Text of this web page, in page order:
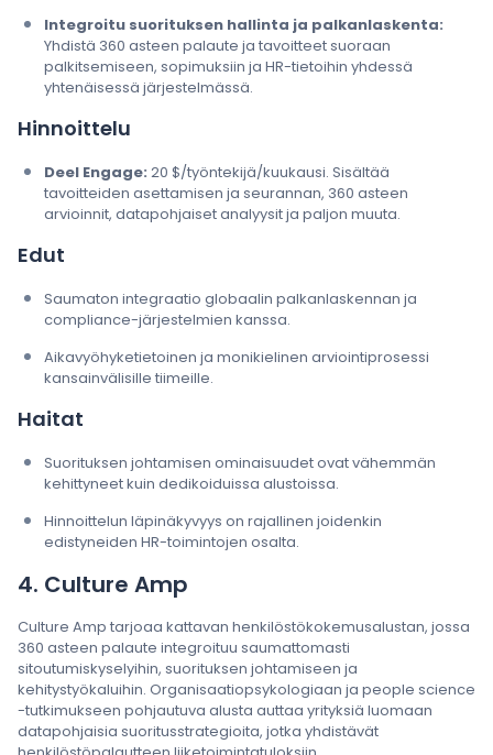
Integroitu suorituksen hallinta ja palkanlaskenta:
Yhdistä 360 asteen palaute ja tavoitteet suoraan
palkitsemiseen, sopimuksiin ja HR-tietoihin yhdessä
yhtenäisessä järjestelmässä.
Hinnoittelu
Deel Engage: 20 $/työntekijä/kuukausi. Sisältää
tavoitteiden asettamisen ja seurannan, 360 asteen
arvioinnit, datapohjaiset analyysit ja paljon muuta.
Edut
Saumaton integraatio globaalin palkanlaskennan ja
compliance-järjestelmien kanssa.
Aikavyöhyketietoinen ja monikielinen arviointiprosessi
kansainvälisille tiimeille.
Haitat
Suorituksen johtamisen ominaisuudet ovat vähemmän
kehittyneet kuin dedikoiduissa alustoissa.
Hinnoittelun läpinäkyvyys on rajallinen joidenkin
edistyneiden HR-toimintojen osalta.
4. Culture Amp
Culture Amp tarjoaa kattavan henkilöstökokemusalustan, jossa
360 asteen palaute integroituu saumattomasti
sitoutumiskyselyihin, suorituksen johtamiseen ja
kehitystyökaluihin. Organisaatiopsykologiaan ja people science
-tutkimukseen pohjautuva alusta auttaa yrityksiä luomaan
datapohjaisia suoritusstrategioita, jotka yhdistävät